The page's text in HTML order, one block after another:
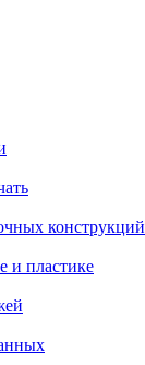
конструкций
и пластике